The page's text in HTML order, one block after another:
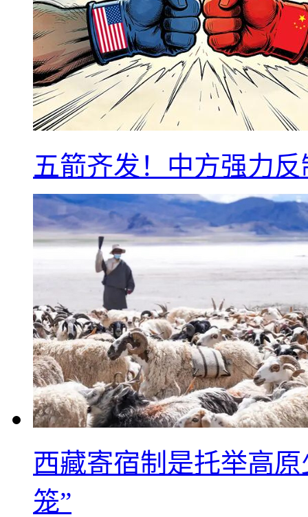
五箭齐发！中方强力
西藏寄宿制是托举高
笼”